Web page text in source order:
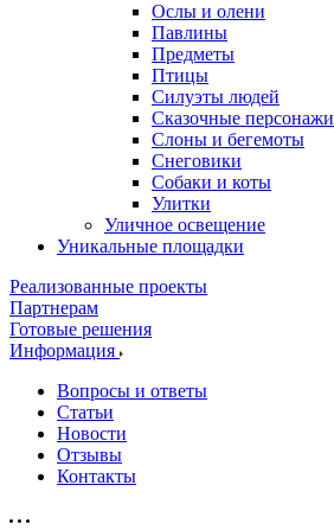
Ослы и олени
Павлины
Предметы
Птицы
Силуэты людей
Сказочные персонажи
Слоны и бегемоты
Снеговики
Собаки и коты
Улитки
Уличное освещение
Уникальные площадки
Реализованные проекты
Партнерам
Готовые решения
Информация
Вопросы и ответы
Статьи
Новости
Отзывы
Контакты